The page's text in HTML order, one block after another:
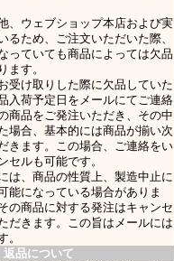
、ウェブショップ本店および実
るため、ご注文いただいた際、
っていても商品によっては欠品
ます。
受け取りした際に欠品していた
入荷予定日をメールにてご連絡
商品をご発注いただき、その中
場合、基本的には商品が揃い次
きます。この場合、ご連絡をい
セルも可能です。
は、商品の性質上、製造中止に
能になっている場合がありま
の商品に対する発注はキャンセ
だきます。この旨はメールには
。
返品について